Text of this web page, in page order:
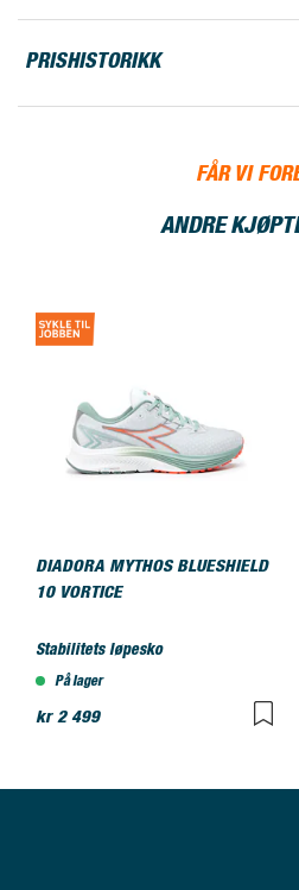
PRISHISTORIKK
FÅR VI
ANDRE
DIADORA MYTHOS BLUESHIELD
10 VORTICE
Stabilitets løpesko
På lager
kr 2 499